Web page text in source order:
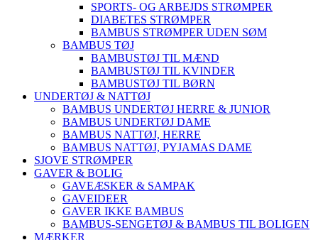
SPORTS- OG ARBEJDS STRØMPER
DIABETES STRØMPER
BAMBUS STRØMPER UDEN SØM
BAMBUS TØJ
BAMBUSTØJ TIL MÆND
BAMBUSTØJ TIL KVINDER
BAMBUSTØJ TIL BØRN
UNDERTØJ & NATTØJ
BAMBUS UNDERTØJ HERRE & JUNIOR
BAMBUS UNDERTØJ DAME
BAMBUS NATTØJ, HERRE
BAMBUS NATTØJ, PYJAMAS DAME
SJOVE STRØMPER
GAVER & BOLIG
GAVEÆSKER & SAMPAK
GAVEIDEER
GAVER IKKE BAMBUS
BAMBUS-SENGETØJ & BAMBUS TIL BOLIGEN
MÆRKER